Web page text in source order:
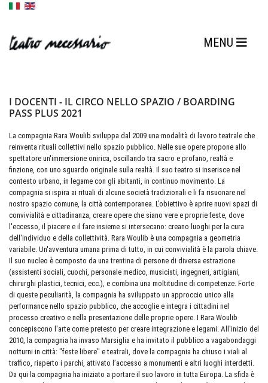
I DOCENTI - IL CIRCO NELLO SPAZIO / BOARDING
PASS PLUS 2021
La compagnia Rara Woulib sviluppa dal 2009 una modalità di lavoro teatrale che
reinventa rituali collettivi nello spazio pubblico. Nelle sue opere propone allo
spettatore un'immersione onirica, oscillando tra sacro e profano, realtà e
finzione, con uno sguardo originale sulla realtà. Il suo teatro si inserisce nel
contesto urbano, in legame con gli abitanti, in continuo movimento. La
compagnia si ispira ai rituali di alcune società tradizionali e li fa risuonare nel
nostro spazio comune, la città contemporanea. L’obiettivo è aprire nuovi spazi di
convivialità e cittadinanza, creare opere che siano vere e proprie feste, dove
l'eccesso, il piacere e il fare insieme si intersecano: creano luoghi per la cura
dell'individuo e della collettività. Rara Woulib è una compagnia a geometria
variabile. Un'avventura umana prima di tutto, in cui convivialità è la parola chiave.
Il suo nucleo è composto da una trentina di persone di diversa estrazione
(assistenti sociali, cuochi, personale medico, musicisti, ingegneri, artigiani,
chirurghi plastici, tecnici, ecc.), e combina una moltitudine di competenze. Forte
di queste peculiarità, la compagnia ha sviluppato un approccio unico alla
performance nello spazio pubblico, che accoglie e integra i cittadini nel
processo creativo e nella presentazione delle proprie opere. I Rara Woulib
concepiscono l'arte come pretesto per creare integrazione e legami. All'inizio del
2010, la compagnia ha invaso Marsiglia e ha invitato il pubblico a vagabondaggi
notturni in città: "feste libere" e teatrali, dove la compagnia ha chiuso i viali al
traffico, riaperto i parchi, attivato l’accesso a monumenti e altri luoghi interdetti.
Da qui la compagnia ha iniziato a portare il suo lavoro in tutta Europa. La sfida è